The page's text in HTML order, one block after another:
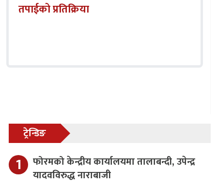
तपाईको प्रतिक्रिया
ट्रेन्डिङ
फोरमको केन्द्रीय कार्यालयमा तालाबन्दी, उपेन्द्र
यादवविरुद्ध नाराबाजी